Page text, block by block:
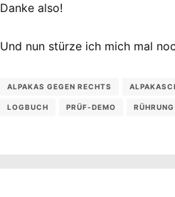
Danke also!
Und nun stürze ich mich mal
ALPAKAS GEGEN RECHTS
LOGBUCH PRÜF-DEMO RÜHRUNG